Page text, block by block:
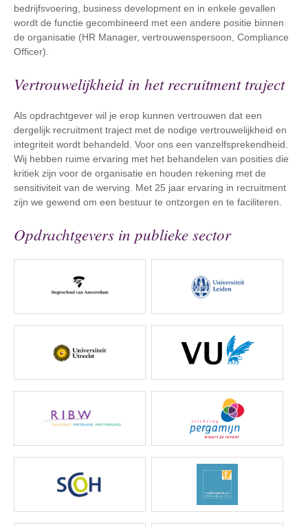
bedrijfsvoering, business development en in enkele gevallen
wordt de functie gecombineerd met een andere positie binnen
de organisatie (HR Manager, vertrouwenspersoon, Compliance
Officer).
Vertrouwelijkheid in het recruitment traject
Als opdrachtgever wil je erop kunnen vertrouwen dat een
dergelijk recruitment traject met de nodige vertrouwelijkheid en
integriteit wordt behandeld. Voor ons een vanzelfsprekendheid.
Wij hebben ruime ervaring met het behandelen van posities die
kritiek zijn voor de organisatie en houden rekening met de
sensitiviteit van de werving. Met 25 jaar ervaring in recruitment
zijn we gewend om een bestuur te ontzorgen en te faciliteren.
Opdrachtgevers in publieke sector